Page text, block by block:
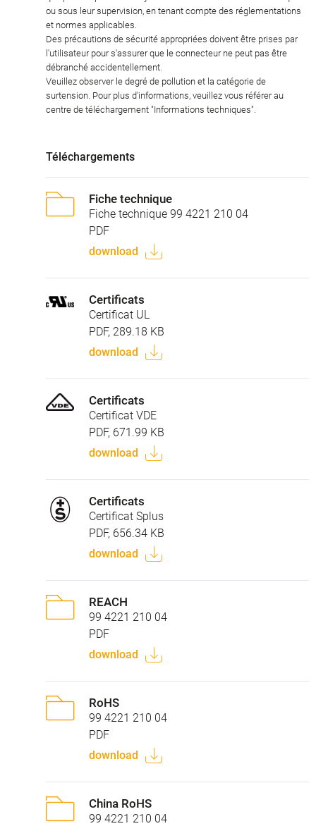
ou sous leur supervision, en tenant compte des réglementations
et normes applicables.
Des précautions de sécurité appropriées doivent être prises par
l'utilisateur pour s'assurer que le connecteur ne peut pas être
débranché accidentellement.
Veuillez observer le degré de pollution et la catégorie de
surtension. Pour plus d'informations, veuillez vous référer au
centre de téléchargement "Informations techniques".
Téléchargements
Fiche technique
Fiche technique 99 4221 210 04
PDF
download
Certificats
Certificat UL
PDF, 289.18 KB
download
Certificats
Certificat VDE
PDF, 671.99 KB
download
Certificats
Certificat Splus
PDF, 656.34 KB
download
REACH
99 4221 210 04
PDF
download
RoHS
99 4221 210 04
PDF
download
China RoHS
99 4221 210 04